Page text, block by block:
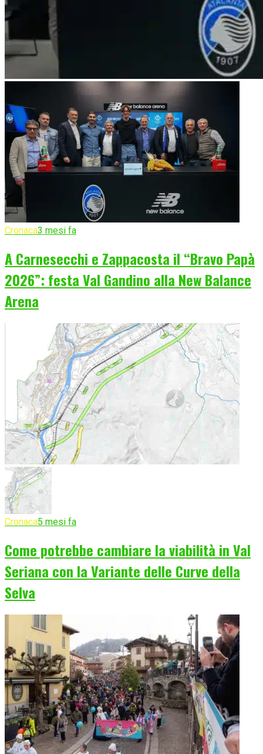
Cronaca3 mesi fa
A Carnesecchi e Zappacosta il “Bravo Papà
2026”: festa Val Gandino alla New Balance
Arena
Cronaca5 mesi fa
Come potrebbe cambiare la viabilità in Val
Seriana con la Variante delle Curve della
Selva